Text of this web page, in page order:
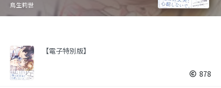
鳥生莉世
【電子特別版】
878